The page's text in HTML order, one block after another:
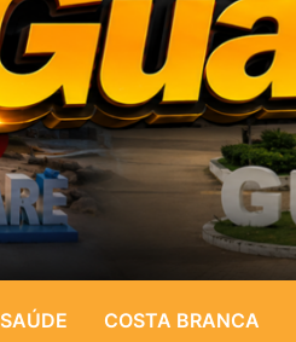
SAÚDE COSTA BRANCA